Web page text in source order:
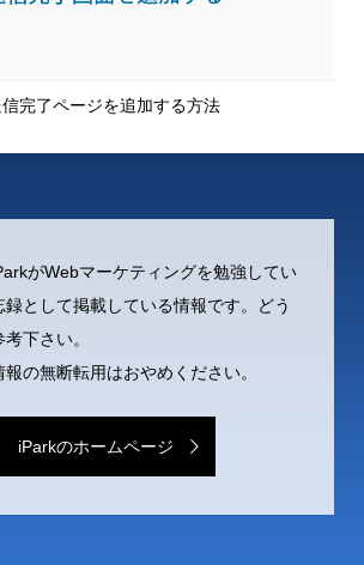
完了ページを追加する方法
がWebマーケティングを勉強してい
録として掲載している情報です。どう
下さい。
の無断転用はおやめください。
iParkのホームページ